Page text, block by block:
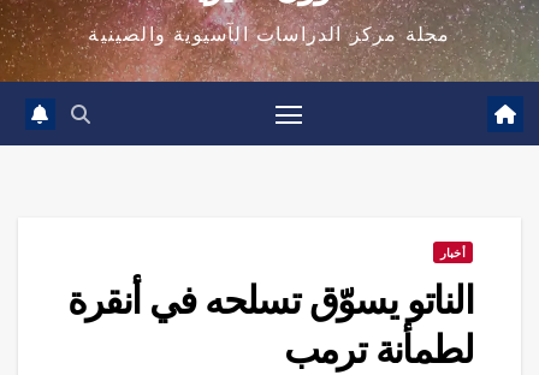
مجلة مركز الدراسات الآسيوية والصينية
أخبار
الناتو يسوّق تسلحه في أنقرة
لطمأنة ترمب